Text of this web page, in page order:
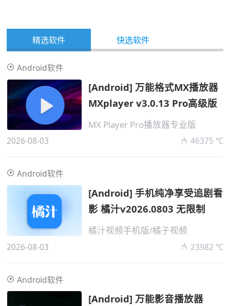
精选软件 快选软件
Android软件
[Android] 万能格式MX播放器
MXplayer v3.0.13 Pro高级版
MX Player Pro播放器专业版
2026-08-03 46375 ℃
Android软件
[Android] 手机纯净享受追剧看
影 橘汁v2026.0803 无限制
橘汁视频手机版/橘子视频
2026-08-03 23982 ℃
Android软件
[Android] 万能影音播放器